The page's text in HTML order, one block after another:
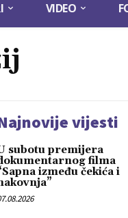
VIDEO
vijesti
subotu premijera
filma
između čekića i